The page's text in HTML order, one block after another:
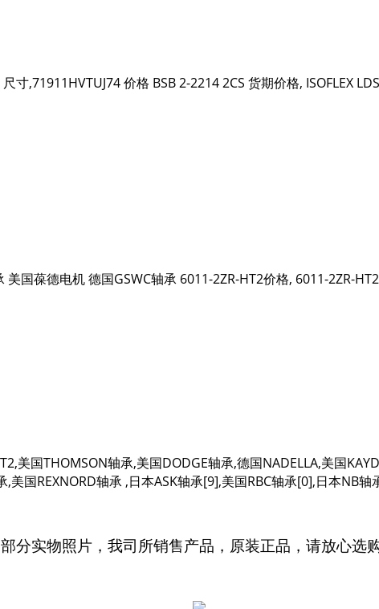
寸,71911HVTUJ74 价格 BSB 2-2214 2CS 货期价格, ISOFLEX
国葆德电机 德国GSWC轴承 6011-2ZR-HT2价格, 6011-2ZR-
美国THOMSON轴承,美国DODGE轴承,德国NADELLA,美国
美国REXNORD轴承 ,日本ASK轴承[9],美国RBC轴承[0],日本NB
分实物照片，我司所销售产品，原装正品，请放心选购